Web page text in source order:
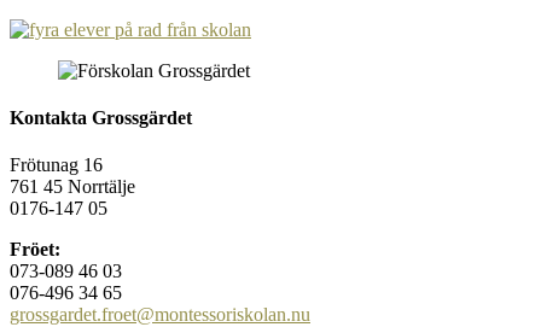
Kontakta Grossgärdet
Frötunag 16
761 45 Norrtälje
0176-147 05
Fröet:
073-089 46 03
076-496 34 65
grossgardet.froet@montessoriskolan.nu